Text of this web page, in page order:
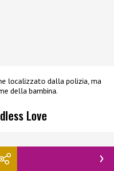
localizzato dalla polizia, ma
della bambina.
Love